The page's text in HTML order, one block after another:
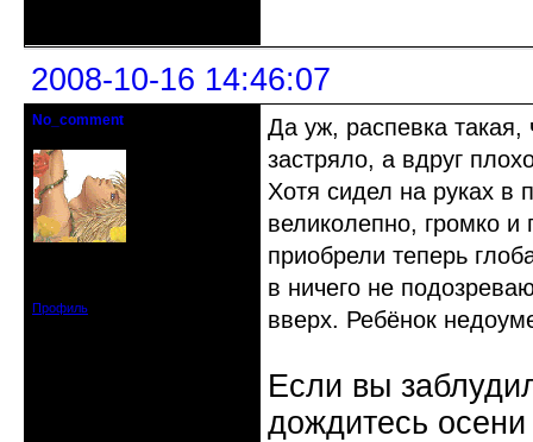
2008-10-16 14:46:07
No_comment
Профиль
Да уж, распевка такая,
застряло, а вдруг
Хотя сидел на руках в
великолепно, громко и
приобрели теперь
в ничего не
вверх. Ребёнок
Если вы
дождитесь